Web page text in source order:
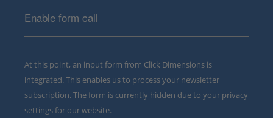
Enable form call
At this point, an input form from Click Dimensions is
integrated. This enables us to process your newsletter
subscription. The form is currently hidden due to your privacy
settings for our website.